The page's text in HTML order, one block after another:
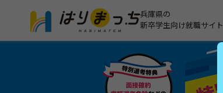
兵庫県の
新卒学生向け就職サイト